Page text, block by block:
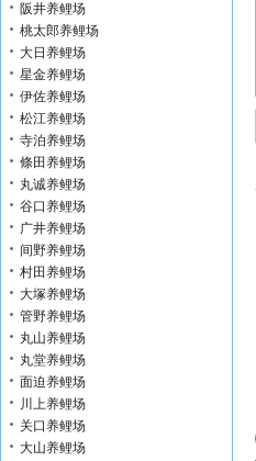
阪井养鲤场
桃太郎养鲤场
大日养鲤场
星金养鲤场
伊佐养鲤场
松江养鲤场
寺泊养鲤场
條田养鲤场
丸诚养鲤场
谷口养鲤场
广井养鲤场
间野养鲤场
村田养鲤场
大塚养鲤场
管野养鲤场
丸山养鲤场
丸堂养鲤场
面迫养鲤场
川上养鲤场
关口养鲤场
大山养鲤场